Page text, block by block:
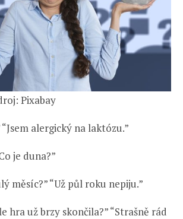
Pixabay
alergický na laktózu.”
je duna?”
měsíc?” “Už půl roku nepiju.”
hra už brzy skončila?” “Strašně rád